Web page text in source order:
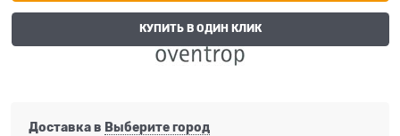
КУПИТЬ В ОДИН КЛИК
Доставка в Выберите город